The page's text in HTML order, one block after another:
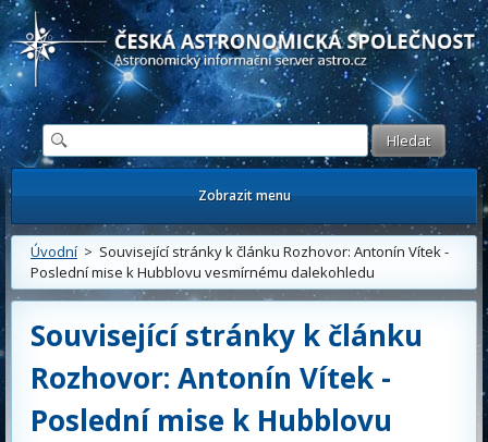
Česká astronomická společnost - Informační astronomický server
Zobrazit menu
Úvodní> Související stránky k článku Rozhovor: Antonín Vítek -
Poslední mise k Hubblovu vesmírnému dalekohledu
Související stránky k článku
Rozhovor: Antonín Vítek -
Poslední mise k Hubblovu